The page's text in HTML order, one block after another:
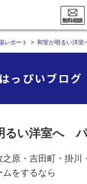
レポート 和室が明るい洋
はっぴいブログ
るい洋室へ パ
原・吉田町・掛川
ムをするなら